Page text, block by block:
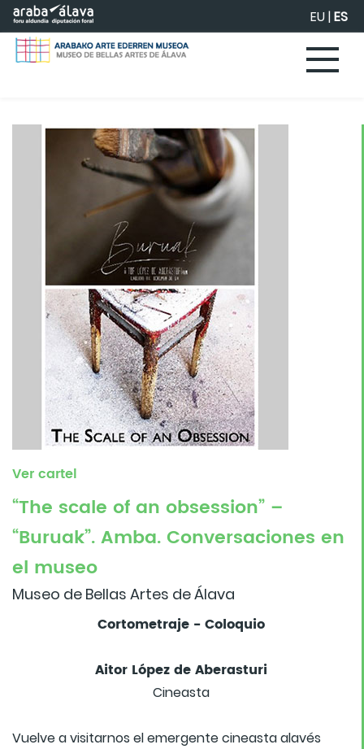
Saltar al contenido principal EU|ES
Ver cartel
“The scale of an obsession” –
“Buruak”. Amba. Conversaciones en
el museo
Museo de Bellas Artes de Álava
Cortometraje - Coloquio
Aitor López de Aberasturi
Cineasta
Vuelve a visitarnos el emergente cineasta alavés